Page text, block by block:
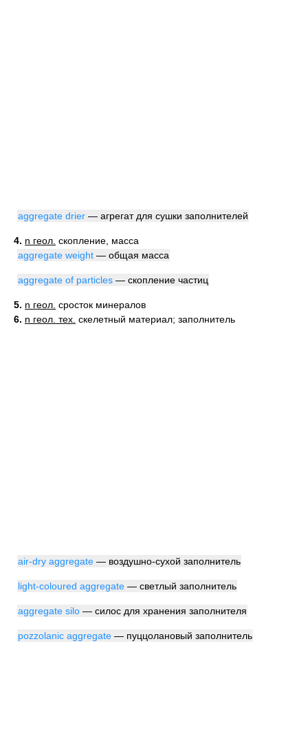
aggregate drier — агрегат для сушки заполнителей
4. n геол. скопление, масса
aggregate weight — общая масса
aggregate of particles — скопление частиц
5. n геол. сросток минералов
6. n геол. тех. скелетный материал; заполнитель
air-dry aggregate — воздушно-сухой заполнитель
light-coloured aggregate — светлый заполнитель
aggregate silo — силос для хранения заполнителя
pozzolanic aggregate — пуццолановый заполнитель